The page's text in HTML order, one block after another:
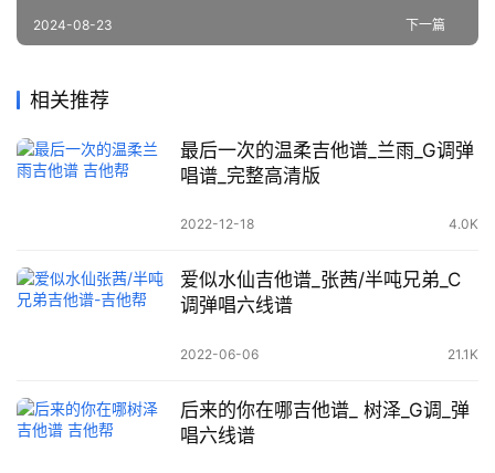
下一篇
2024-08-23
相关推荐
最后一次的温柔吉他谱_兰雨_G调弹
唱谱_完整高清版
2022-12-18 4.0K
爱似水仙吉他谱_张茜/半吨兄弟_C
调弹唱六线谱
2022-06-06 21.1K
后来的你在哪吉他谱_ 树泽_G调_弹
唱六线谱